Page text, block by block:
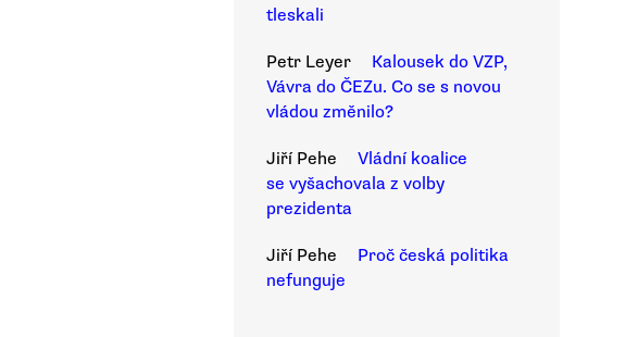
tleskali
Petr Leyer
Kalousek do VZP,
Vávra do ČEZu. Co se s novou
vládou změnilo?
Jiří Pehe
Vládní koalice
se vyšachovala z volby
prezidenta
Jiří Pehe
Proč česká politika
nefunguje